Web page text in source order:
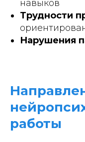
навыков
Трудности
Нарушения
работы